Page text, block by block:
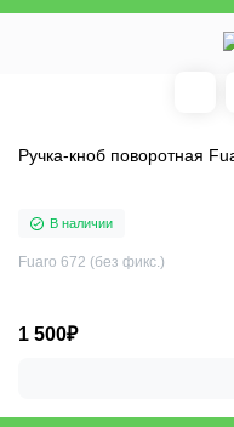
Ручка-кноб поворотная
В наличии
Fuaro 672 (без фикс.)
1 500₽